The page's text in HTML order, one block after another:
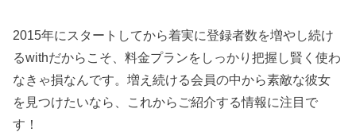
2015年にスタートしてから着実に登録者数を増やし続け
るwithだからこそ、料金プランをしっかり把握し賢く使わ
なきゃ損なんです。増え続ける会員の中から素敵な彼女
を見つけたいなら、これからご紹介する情報に注目で
す！